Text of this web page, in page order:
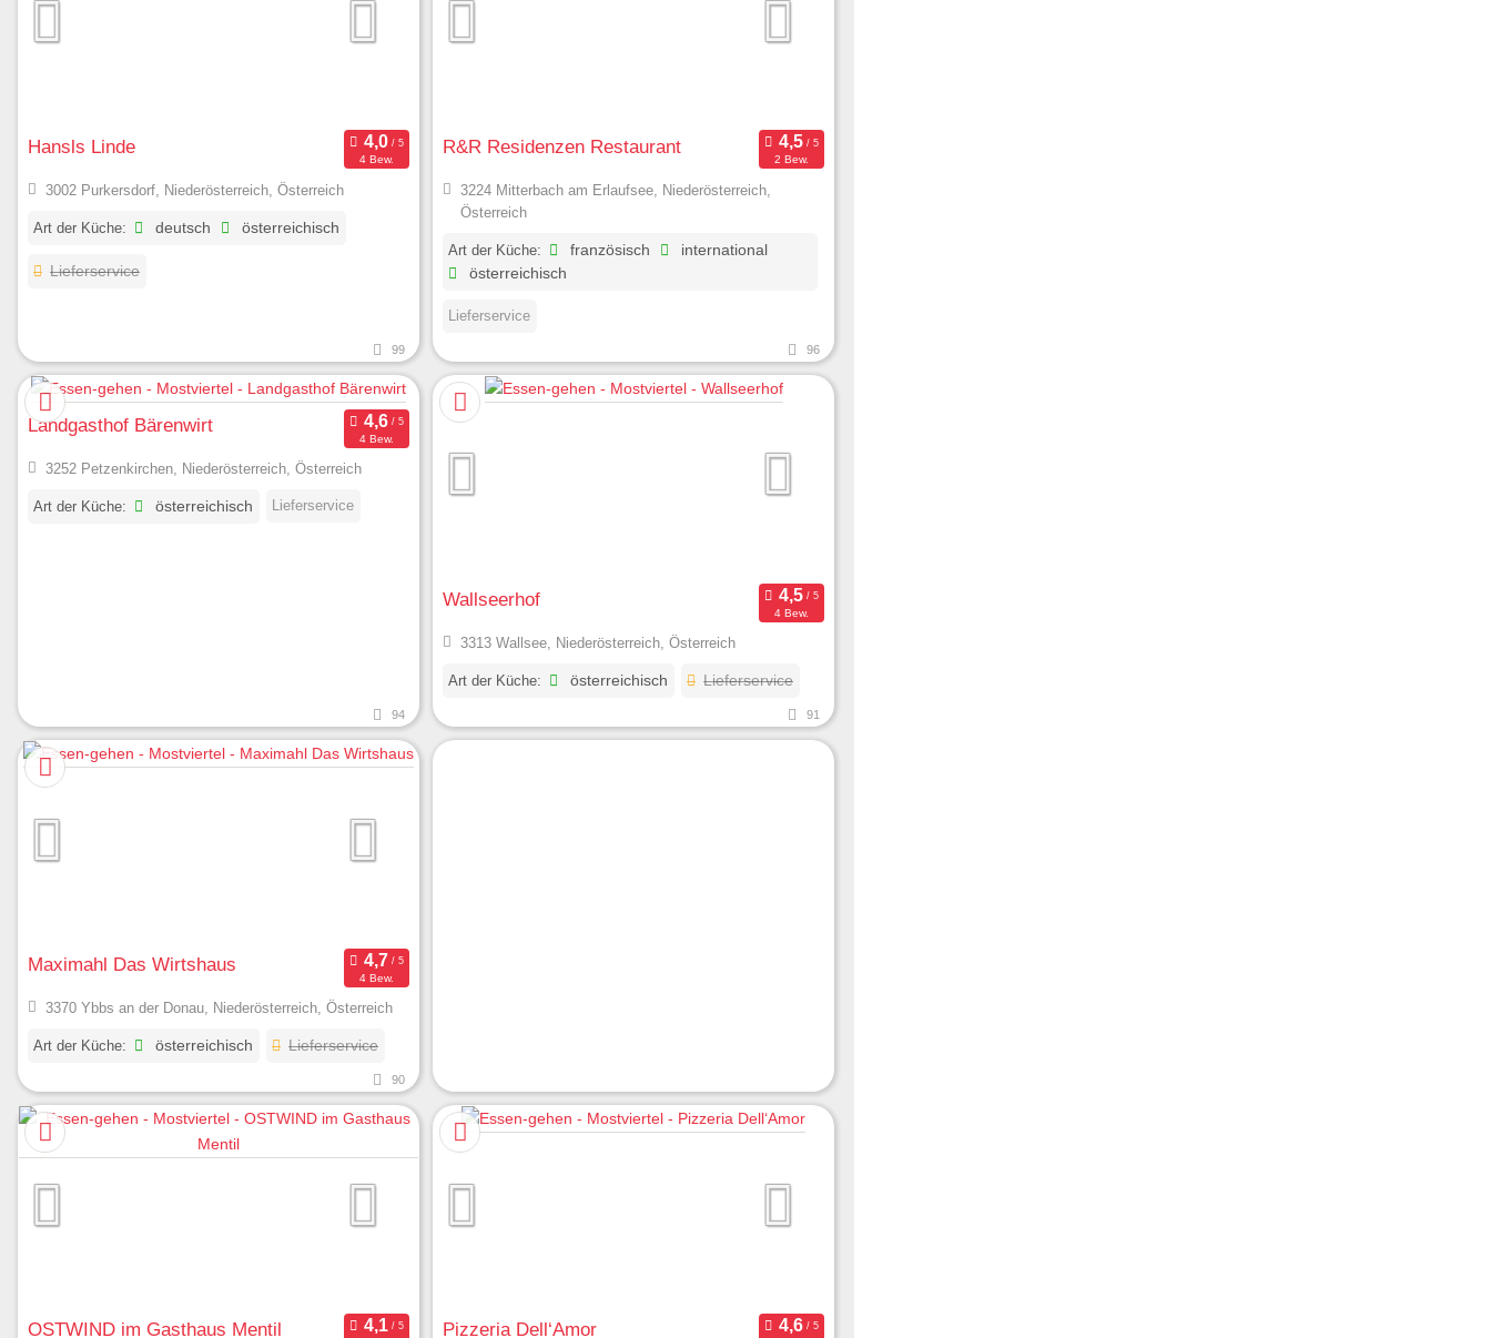
Hansls Linde
4 Bew.
3002 Purkersdorf, Niederösterreich, Österreich
Art der Küche: deutsch österreichisch
Lieferservice
99
R&R Residenzen Restaurant
2 Bew.
3224 Mitterbach am Erlaufsee, Niederösterreich,
Österreich
Art der Küche: französisch
international
österreichisch
Lieferservice
96
Landgasthof Bärenwirt
4 Bew.
3252 Petzenkirchen, Niederösterreich, Österreich
Art der Küche: österreichisch Lieferservice
94
Wallseerhof
4 Bew.
3313 Wallsee, Niederösterreich, Österreich
Art der Küche: österreichisch Lieferservice
91
Maximahl Das Wirtshaus
4 Bew.
3370 Ybbs an der Donau, Niederösterreich, Österreich
Art der Küche: österreichisch Lieferservice
90
OSTWIND im Gasthaus Mentil Pizzeria Dell‘Amor